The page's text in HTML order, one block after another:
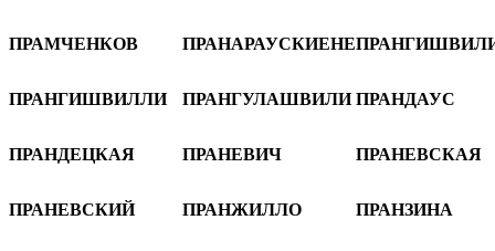
ПРАМЧЕНКОВ ПРАНАРАУСКИЕНЕ
ПРАНГИШВИЛЛИ ПРАНГУЛАШВИЛИ ПРАНДАУС
ПРАНДЕЦКАЯ ПРАНЕВИЧ ПРАНЕВСКАЯ
ПРАНЕВСКИЙ ПРАНЖИЛЛО ПРАНЗИНА